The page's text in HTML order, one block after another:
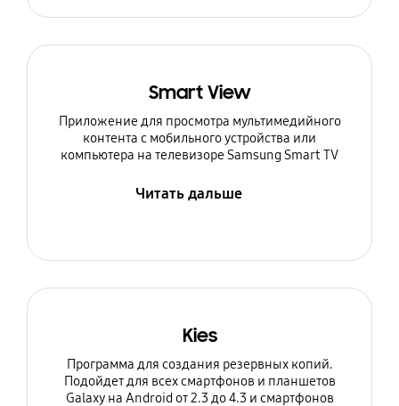
Smart View
Приложение для просмотра мультимедийного
контента с мобильного устройства или
компьютера на телевизоре Samsung Smart TV
Читать дальше
Kies
Программа для создания резервных копий.
Подойдет для всех смартфонов и планшетов
Galaxy на Android от 2.3 до 4.3 и смартфонов